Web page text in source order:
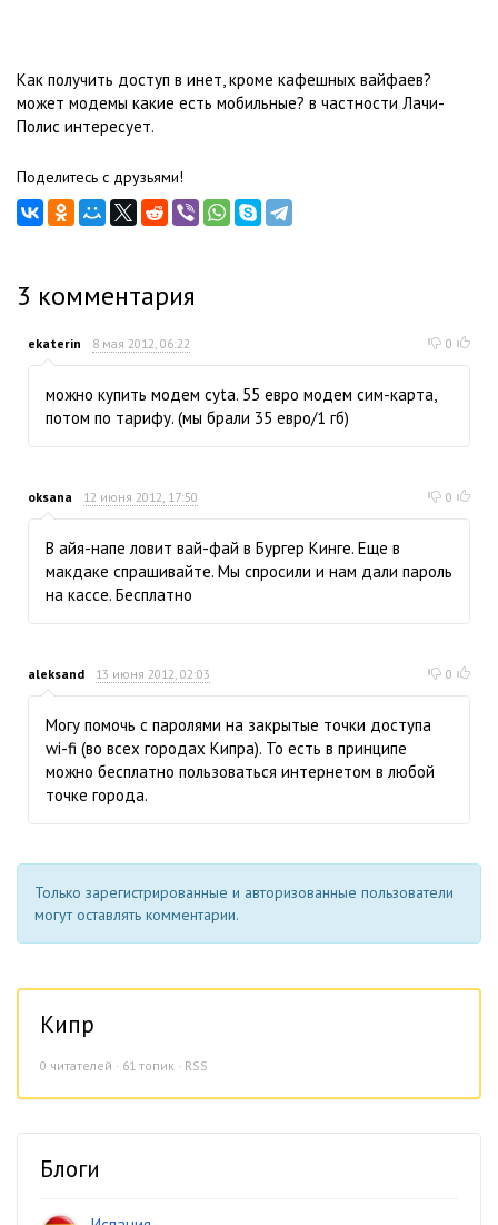
Как получить доступ в инет, кроме кафешных вайфаев?
может модемы какие есть мобильные? в частности Лачи-
Полис интересует.
Поделитесь с друзьями!
3 комментария
ekaterin 8 мая 2012, 06:22 0
можно купить модем cyta. 55 евро модем сим-карта,
потом по тарифу. (мы брали 35 евро/1 гб)
oksana 12 июня 2012, 17:50 0
В айя-напе ловит вай-фай в Бургер Кинге. Еще в
макдаке спрашивайте. Мы спросили и нам дали пароль
на кассе. Бесплатно
aleksand 13 июня 2012, 02:03 0
Могу помочь с паролями на закрытые точки доступа
wi-fi (во всех городах Кипра). То есть в принципе
можно бесплатно пользоваться интернетом в любой
точке города.
Только зарегистрированные и авторизованные пользователи
могут оставлять комментарии.
Кипр
0 читателей · 61 топик · RSS
Блоги